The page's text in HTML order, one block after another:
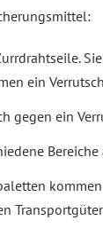
ein
gegen ein